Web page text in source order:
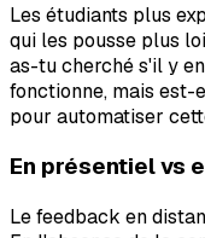
Les étudiants plus
qui les pousse plus
as-tu cherché s'il y
fonctionne, mais est-
pour automatiser
En présentiel vs
Le feedback en